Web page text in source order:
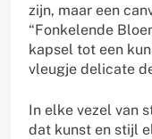
zijn, maar een
“Fonkelende
kapsel tot een
vleugje delicate
In elke vezel van
dat kunst en stijl